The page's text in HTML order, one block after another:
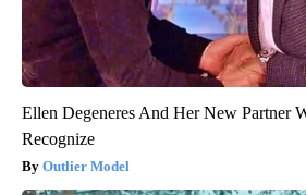
Ellen Degeneres And Her New Partner
Recognize
Outlier Model